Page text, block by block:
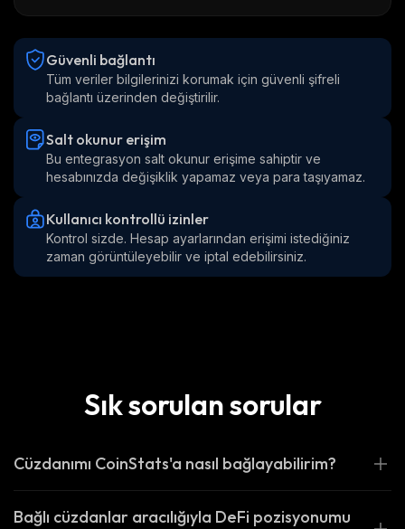
Güvenli bağlantı
Tüm veriler bilgilerinizi korumak için güvenli şifreli
bağlantı üzerinden değiştirilir.
Salt okunur erişim
Bu entegrasyon salt okunur erişime sahiptir ve
hesabınızda değişiklik yapamaz veya para taşıyamaz.
Kullanıcı kontrollü izinler
Kontrol sizde. Hesap ayarlarından erişimi istediğiniz
zaman görüntüleyebilir ve iptal edebilirsiniz.
Sık sorulan sorular
Cüzdanımı CoinStats'a nasıl bağlayabilirim?
Bağlı cüzdanlar aracılığıyla DeFi pozisyonumu